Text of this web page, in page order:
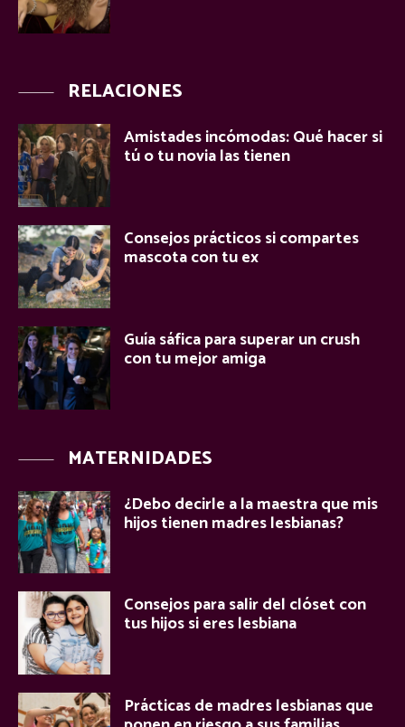
RELACIONES
Amistades incómodas: Qué hacer si
tú o tu novia las tienen
Consejos prácticos si compartes
mascota con tu ex
Guía sáfica para superar un crush
con tu mejor amiga
MATERNIDADES
¿Debo decirle a la maestra que mis
hijos tienen madres lesbianas?
Consejos para salir del clóset con
tus hijos si eres lesbiana
Prácticas de madres lesbianas que